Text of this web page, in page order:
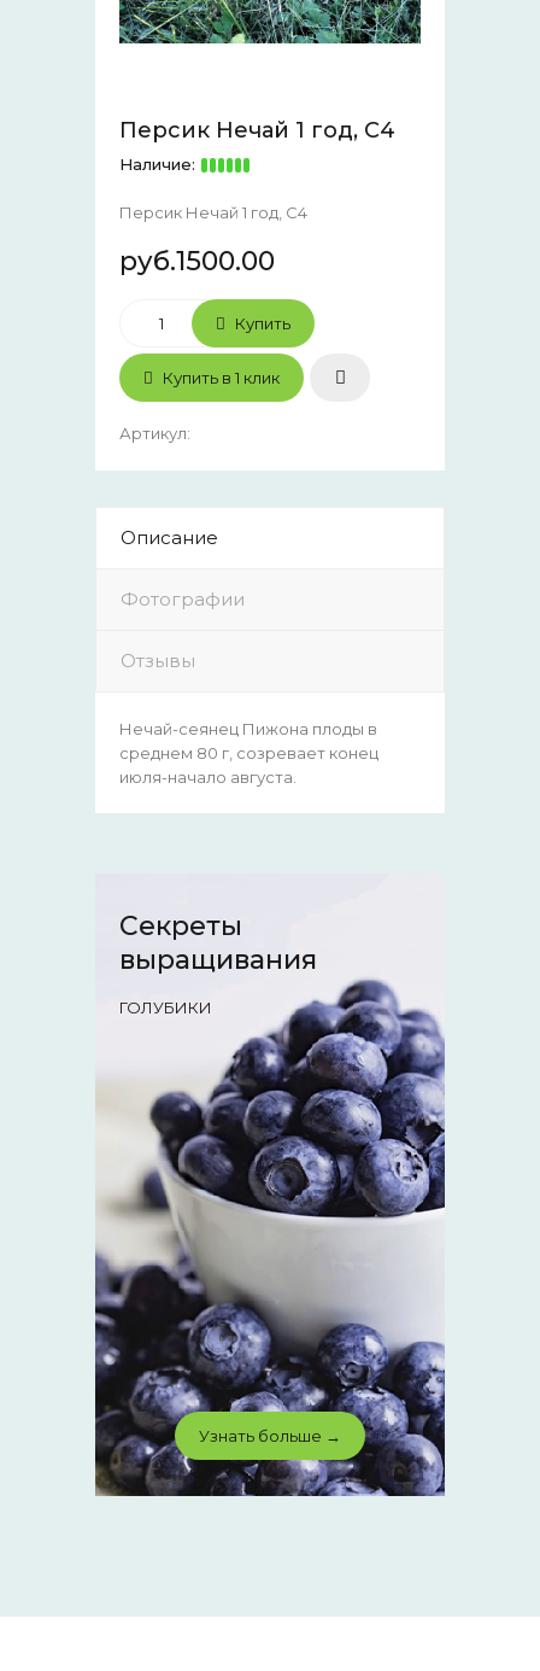
Персик Нечай 1 год, С4
Наличие:
Персик Нечай 1 год, С4
руб.1500.00
Купить
Купить в 1 клик
Артикул:
Описание
Фотографии
Отзывы
Нечай-сеянец Пижона плоды в
среднем 80 г, созревает конец
июля-начало августа.
Секреты
выращивания
ГОЛУБИКИ
Узнать больше →